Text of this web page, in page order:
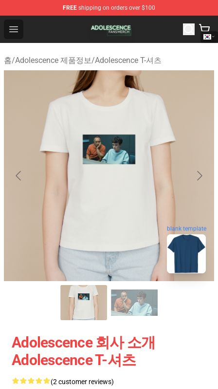
FREE shipping on orders over $100
Open menu
Adolescence Shop - Official Adolescence Merchandise
홈/Adolescence 제품정보/Adolescence T-셔츠
blank template
Adolescence 회사 소개
Adolescence T-셔츠
(2 customer reviews)